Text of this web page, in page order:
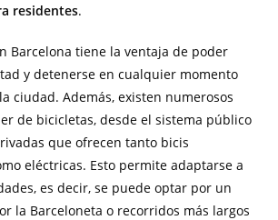
residentes.
Barcelona tiene la ventaja de poder
y detenerse en cualquier momento
ciudad. Además, existen numerosos
de bicicletas, desde el sistema público
que ofrecen tanto bicis
eléctricas. Esto permite adaptarse a
es decir, se puede optar por un
la Barceloneta o recorridos más largos